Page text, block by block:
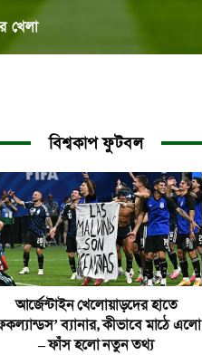
খেলা
বিশ্বকাপ ফুটবল
আর্জেন্টাইন খেলোয়াড়দের হাতে
ব্যানার, কীভাবে মাঠে এলো
– ফাঁস হলো নতুন তথ্য